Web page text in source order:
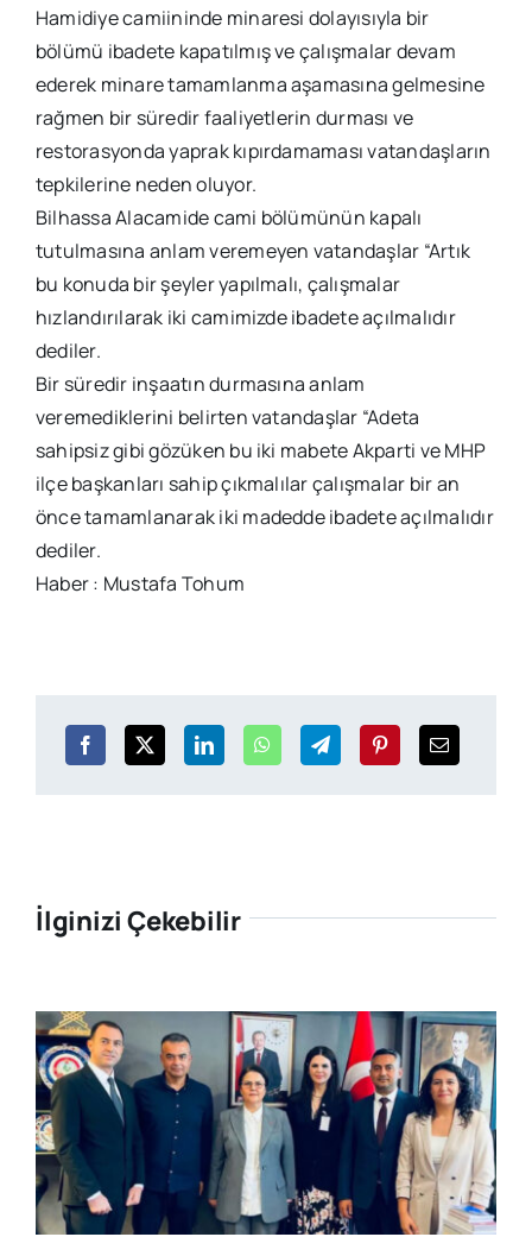
Hamidiye camiininde minaresi dolayısıyla bir
bölümü ibadete kapatılmış ve çalışmalar devam
ederek minare tamamlanma aşamasına gelmesine
rağmen bir süredir faaliyetlerin durması ve
restorasyonda yaprak kıpırdamaması vatandaşların
tepkilerine neden oluyor.
Bilhassa Alacamide cami bölümünün kapalı
tutulmasına anlam veremeyen vatandaşlar “Artık
bu konuda bir şeyler yapılmalı, çalışmalar
hızlandırılarak iki camimizde ibadete açılmalıdır
dediler.
Bir süredir inşaatın durmasına anlam
veremediklerini belirten vatandaşlar “Adeta
sahipsiz gibi gözüken bu iki mabete Akparti ve MHP
ilçe başkanları sahip çıkmalılar çalışmalar bir an
önce tamamlanarak iki madedde ibadete açılmalıdır
dediler.
Haber : Mustafa Tohum
İlginizi Çekebilir